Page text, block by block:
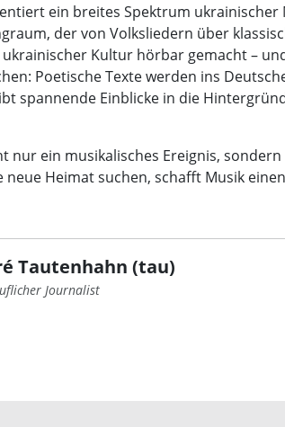
ein breites Spektrum
der von Volksliedern über
Kultur hörbar gemacht –
Poetische Texte werden ins
spannende Einblicke in die
nur ein musikalisches Ereignis,
neue Heimat suchen, schafft Musik
Tautenhahn (tau)
Journalist